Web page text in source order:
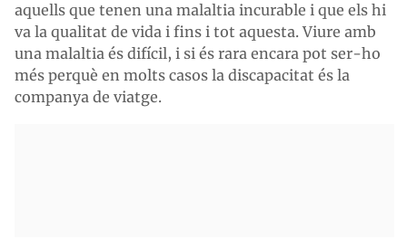
aquells que tenen una malaltia incurable i que els hi
va la qualitat de vida i fins i tot aquesta. Viure amb
una malaltia és difícil, i si és rara encara pot ser-ho
més perquè en molts casos la discapacitat és la
companya de viatge.